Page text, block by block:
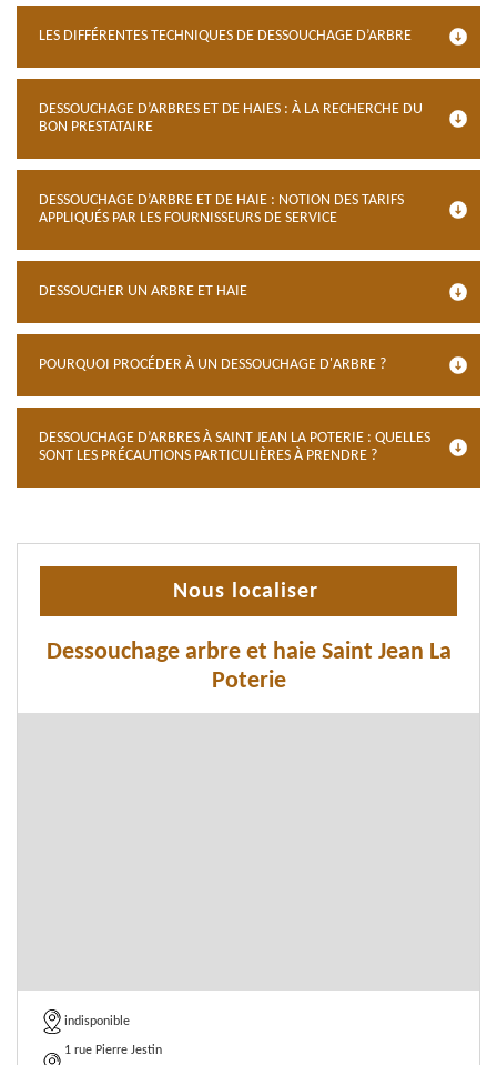
LES DIFFÉRENTES TECHNIQUES DE DESSOUCHAGE D’ARBRE
DESSOUCHAGE D’ARBRES ET DE HAIES : À LA RECHERCHE DU
BON PRESTATAIRE
DESSOUCHAGE D’ARBRE ET DE HAIE : NOTION DES TARIFS
APPLIQUÉS PAR LES FOURNISSEURS DE SERVICE
DESSOUCHER UN ARBRE ET HAIE
POURQUOI PROCÉDER À UN DESSOUCHAGE D'ARBRE ?
DESSOUCHAGE D’ARBRES À SAINT JEAN LA POTERIE : QUELLES
SONT LES PRÉCAUTIONS PARTICULIÈRES À PRENDRE ?
Nous localiser
Dessouchage arbre et haie Saint Jean La
Poterie
indisponible
1 rue Pierre Jestin